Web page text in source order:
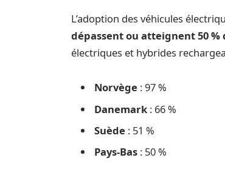
L’adoption des véhicules
dépassent ou atteignent 50
électriques et hybrides
Norvège : 97 %
Danemark : 66 %
Suède : 51 %
Pays-Bas : 50 %